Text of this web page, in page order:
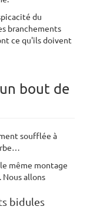
du
branchements
ce qu'ils doivent
bout de
soufflée à
même montage
Nous allons
bidules